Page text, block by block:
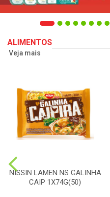
ALIMENTOS
Veja mais
NISSIN LAMEN NS GALINHA
CAIP 1X74G(50)